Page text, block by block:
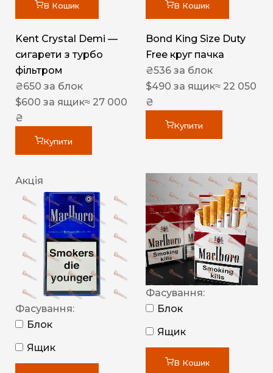
В Кошик
Kent Crystal Demi —
сигарети з турбо
фільтром
₴650 за блок
$600 за ящик≈ 27 000
₴
Купити
В Кошик
Bond King Size Duty
Free круг пачка
₴536 за блок
$490 за ящик≈ 22 050
₴
Купити
Акція
Фасування:
Блок
Ящик
Фасування:
Блок
Ящик
В Кошик